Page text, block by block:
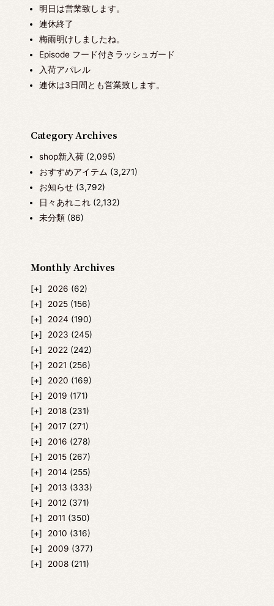
明日は営業致します。
連休終了
梅雨明けしましたね。
Episode フード付きラッシュガード
入荷アパレル
連休は3日間とも営業致します。
Category Archives
shop新入荷(2,095)
おすすめアイテム (3,271)
お知らせ(3,792)
日々あれこれ(2,132)
未分類(86)
Monthly Archives
2026 (62)
2025 (156)
2024 (190)
2023 (245)
2022 (242)
2021 (256)
2020 (169)
2019 (171)
2018 (231)
2017 (271)
2016 (278)
2015 (267)
2014 (255)
2013 (333)
2012 (371)
2011 (350)
2010 (316)
2009 (377)
2008 (211)